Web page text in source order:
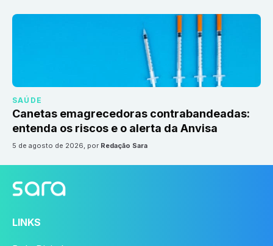
SAÚDE
Canetas emagrecedoras contrabandeadas:
entenda os riscos e o alerta da Anvisa
5 de agosto de 2026, por Redação Sara
LINKS